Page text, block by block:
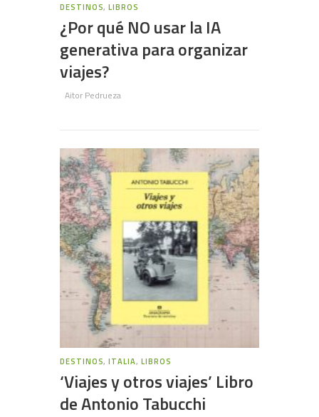
DESTINOS,LIBROS
¿Por qué NO usar la IA
generativa para organizar
viajes?
Aitor Pedrueza
DESTINOS,ITALIA, LIBROS
‘Viajes y otros viajes’ Libro
de Antonio Tabucchi